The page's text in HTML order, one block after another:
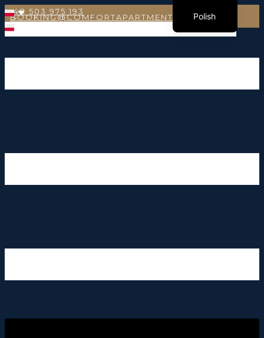
+48 503 975 193
BOOKING@COMFORTAPARTMENTS.EUPolish
English